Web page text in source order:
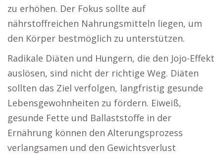
zu erhöhen. Der Fokus sollte auf
nährstoffreichen Nahrungsmitteln liegen, um
den Körper bestmöglich zu unterstützen.
Radikale Diäten und Hungern, die den Jojo-Effekt
auslösen, sind nicht der richtige Weg. Diäten
sollten das Ziel verfolgen, langfristig gesunde
Lebensgewohnheiten zu fördern. Eiweiß,
gesunde Fette und Ballaststoffe in der
Ernährung können den Alterungsprozess
verlangsamen und den Gewichtsverlust